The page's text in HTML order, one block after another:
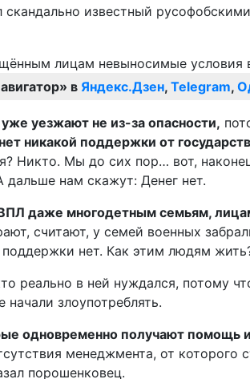
известный
в Яндекс.Дзен, Telegram,
уезжают не из-за опасности,
никакой поддержки от
Никто. Мы до сих пор… вот,
дальше нам скажут: Денег нет.
даже многодетным семьям,
считают, у семей военных
нет. Как этим людям
реально в ней нуждался, потому
злоупотреблять.
одновременно получают помощь и
менеджмента, от
порошенковец.